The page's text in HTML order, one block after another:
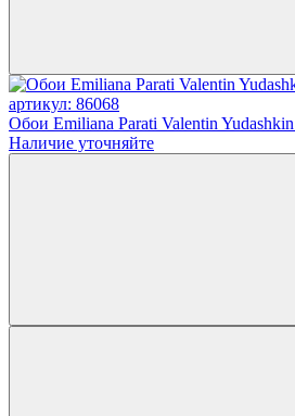
артикул: 86068
Обои Emiliana Parati Valentin
Наличие уточняйте